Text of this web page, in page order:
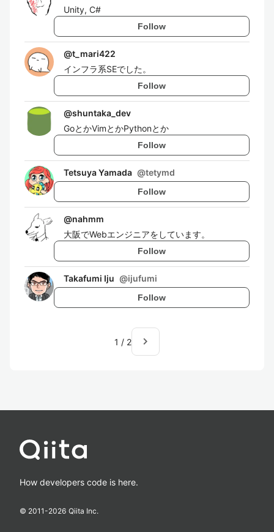
Unity, C#
Follow
@t_mari422
インフラ系SEでした。
Follow
@shuntaka_dev
GoとかVimとかPythonとか
Follow
Tetsuya Yamada @tetymd
Follow
@nahmm
大阪でWebエンジニアをしています。
Follow
Takafumi Iju @ijufumi
Follow
1 / 2 navigate_next
How developers code is here.
© 2011-2026 Qiita Inc.